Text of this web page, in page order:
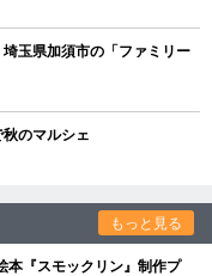
玉県加須市の「ファミリー
のマルシェ
もっと見る
本『スモックリン』制作プ